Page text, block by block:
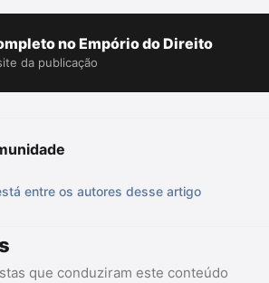
no Empório do Direito
da publicação
entre os autores desse artigo
que conduziram este conteúdo